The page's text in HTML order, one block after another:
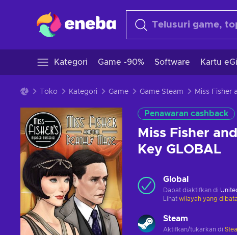
Kategori Game -90% Software Kartu
Toko Kategori Game Game Steam
Penawaran cashback
Miss Fisher
Key GLOBAL
Global
Dapat diaktifkan di
Lihat wilayah yang
Steam
Aktifkan/tukarkan di